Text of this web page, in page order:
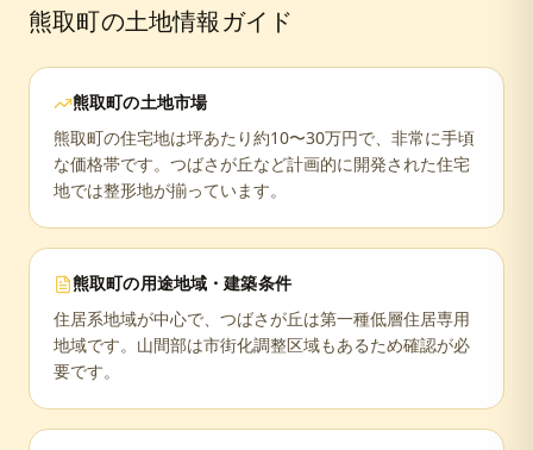
熊取町の土地情報ガイド
熊取町の土地市場
熊取町の住宅地は坪あたり約10〜30万円で、非常に手頃
な価格帯です。つばさが丘など計画的に開発された住宅
地では整形地が揃っています。
熊取町の用途地域・建築条件
住居系地域が中心で、つばさが丘は第一種低層住居専用
地域です。山間部は市街化調整区域もあるため確認が必
要です。